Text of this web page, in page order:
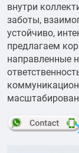
внутри
заботы,
устойчиво,
предлагаем
направленные